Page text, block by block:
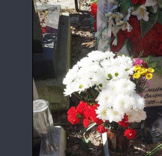
Урновый участок "Мягкая дорожка"